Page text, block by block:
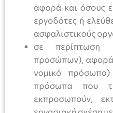
αφορά και όσους
εργοδότες ή
ασφαλιστικούς
σε περίπτωση
προσώπων), αφορά
νομικό
πρόσωπα που
εκπροσωπούν,